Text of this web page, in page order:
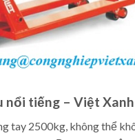
nổi tiếng – Việt
tay 2500kg, không thể